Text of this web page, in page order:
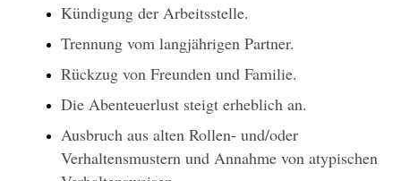
Kündigung der Arbeitsstelle.
Trennung vom langjährigen Partner.
Rückzug von Freunden und Familie.
Die Abenteuerlust steigt erheblich an.
Ausbruch aus alten Rollen- und/oder
Verhaltensmustern und Annahme von atypischen